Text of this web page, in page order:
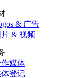
& 广告
片 & 视频
作媒体
体登记